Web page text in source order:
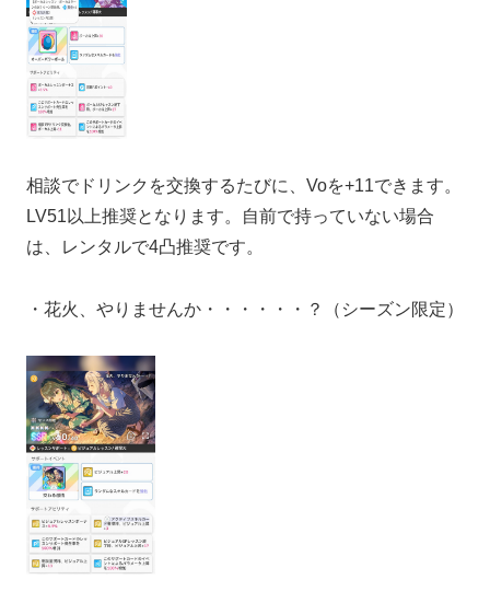
相談でドリンクを交換するたびに、Voを+11できます。
LV51以上推奨となります。自前で持っていない場合
は、レンタルで4凸推奨です。
・花火、やりませんか・・・・・・？（シーズン限定）